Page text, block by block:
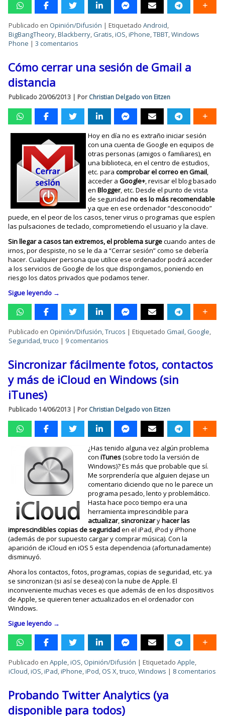
Publicado en Opinión/Difusión |Etiquetado Android,
BigBangTheory,Blackberry, Gratis,iOS,iPhone,TBBT,Windows
Phone |3 comentarios
Cómo cerrar una sesión de Gmail a
distancia
Publicado 20/06/2013 | Por Christian Delgado von Eitzen
Hoy en día no es extraño iniciar sesión
con una cuenta de Google en equipos de
otras personas (amigos o familiares), en
una biblioteca, en el centro de estudios,
etc. para comprobar el correo en Gmail,
acceder a Google+, revisar el blog basado
en Blogger, etc. Desde el punto de vista
de seguridad no es lo más recomendable
ya que en ese ordenador “desconocido”
puede, en el peor de los casos, tener virus o programas que espíen
las pulsaciones de teclado, comprometiendo el usuario y la clave.
Sin llegar a casos tan extremos, el problema surgecuando antes de
irnos, por despiste, no se le da a “Cerrar sesión” como se debería
hacer. Cualquier persona que utilice ese ordenador podrá acceder
a los servicios de Google de los que dispongamos, poniendo en
riesgo los datos privados que podamos tener.
Sigue leyendo →
Publicado en Opinión/Difusión,Trucos |Etiquetado Gmail, Google,
Seguridad,truco | 9 comentarios
Sincronizar fácilmente fotos, contactos
y más de iCloud en Windows (sin
iTunes)
Publicado 14/06/2013 | Por Christian Delgado von Eitzen
¿Has tenido alguna vez algún problema
con iTunes(sobre todo la versión de
Windows)? Es más que probable que sí.
Me sorprendería que alguien dejase un
comentario diciendo que no le parece un
programa pesado, lento y problemático.
Hasta hace poco tiempo era una
herramienta imprescindible para
actualizar,sincronizaryhacer las
imprescindibles copias de seguridaden el iPad, iPod y iPhone
(además de por supuesto cargar y comprar música). Con la
aparición de iCloud en iOS 5 esta dependencia (afortunadamente)
disminuyó.
Ahora los contactos, fotos, programas, copias de seguridad, etc. ya
se sincronizan (si así se desea) con la nube de Apple. El
inconveniente muchas veces es que además de en los dispositivos
de Apple, se quieren tener actualizados en el ordenador con
Windows.
Sigue leyendo →
Publicado en Apple,iOS, Opinión/Difusión |Etiquetado Apple,
iCloud,iOS,iPad,iPhone,iPod, OS X,truco,Windows | 8 comentarios
Probando Twitter Analytics (ya
disponible para todos)